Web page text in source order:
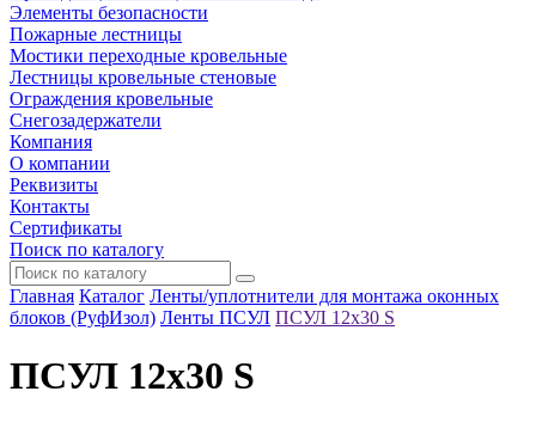
Элементы безопасности
Пожарные лестницы
Мостики переходные кровельные
Лестницы кровельные стеновые
Ограждения кровельные
Снегозадержатели
Компания
О компании
Реквизиты
Контакты
Сертификаты
Поиск по каталогу
Главная Каталог Ленты/уплотнители для монтажа оконных
блоков (РуфИзол) Ленты ПСУЛ ПСУЛ 12х30 S
ПСУЛ 12х30 S